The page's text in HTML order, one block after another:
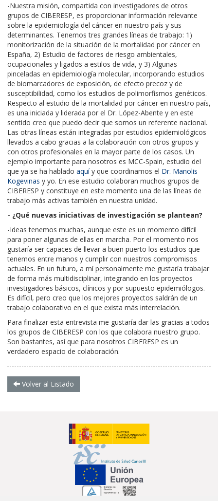
-Nuestra misión, compartida con investigadores de otros
grupos de CIBERESP, es proporcionar información relevante
sobre la epidemiología del cáncer en nuestro país y sus
determinantes. Tenemos tres grandes líneas de trabajo: 1)
monitorización de la situación de la mortalidad por cáncer en
España, 2) Estudio de factores de riesgo ambientales,
ocupacionales y ligados a estilos de vida, y 3) Algunas
pinceladas en epidemiología molecular, incorporando estudios
de biomarcadores de exposición, de efecto precoz y de
susceptibilidad, como los estudios de polimorfismos genéticos.
Respecto al estudio de la mortalidad por cáncer en nuestro país,
es una iniciada y liderada por el Dr. López-Abente y en este
sentido creo que puedo decir que somos un referente nacional.
Las otras líneas están integradas por estudios epidemiológicos
llevados a cabo gracias a la colaboración con otros grupos y
con otros profesionales en la mayor parte de los casos. Un
ejemplo importante para nosotros es MCC-Spain, estudio del
que ya se ha hablado aquíy que coordinamos el Dr. Manolis
Kogevinas y yo. En ese estudio colaboran muchos grupos de
CIBERESP y constituye en este momento una de las líneas de
trabajo más activas también en nuestra unidad.
- ¿Qué nuevas iniciativas de investigación se plantean?
-Ideas tenemos muchas, aunque este es un momento difícil
para poner algunas de ellas en marcha. Por el momento nos
gustaría ser capaces de llevar a buen puerto los estudios que
tenemos entre manos y cumplir con nuestros compromisos
actuales. En un futuro, a mí personalmente me gustaría trabajar
de forma más multidisciplinar, integrando en los proyectos
investigadores básicos, clínicos y por supuesto epidemiólogos.
Es difícil, pero creo que los mejores proyectos saldrán de un
trabajo colaborativo en el que exista más interrelación.
Para finalizar esta entrevista me gustaría dar las gracias a todos
los grupos de CIBERESP con los que colabora nuestro grupo.
Son bastantes, así que para nosotros CIBERESP es un
verdadero espacio de colaboración.
Volver al Listado